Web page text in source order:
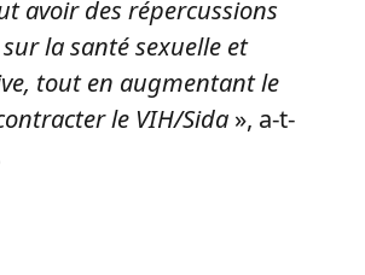
avoir des répercussions
la santé sexuelle et
tout en augmentant le
le VIH/Sida », a-t-